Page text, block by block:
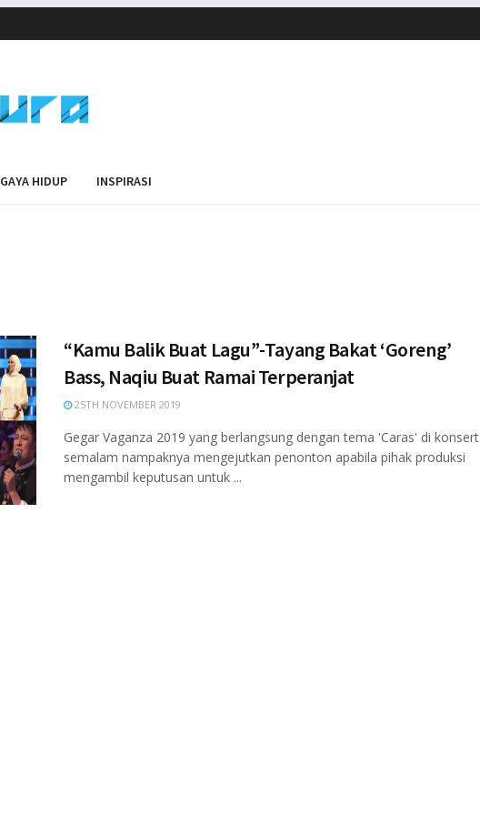
GAYA HIDUP INSPIRASI
“Kamu Balik Buat Lagu”-Tayang Bakat ‘Goreng’
Bass, Naqiu Buat Ramai Terperanjat
25TH NOVEMBER 2019
Gegar Vaganza 2019 yang berlangsung dengan tema 'Caras' di konsert
semalam nampaknya mengejutkan penonton apabila pihak produksi
mengambil keputusan untuk ...